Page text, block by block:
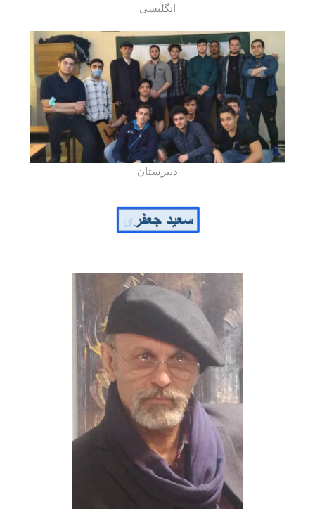
انگلیسی
دبیرستان